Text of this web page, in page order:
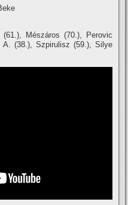
Mészáros (70.), Perovic
(38.), Szpirulisz (59.), Silye